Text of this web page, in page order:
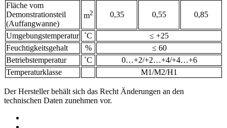
Fläche vom
Demonstrationsteil
(Auffangwanne)
m2 0,35 0,55 0,85
Umgebungstemperatur ˚С
≤ +25
Feuchtigkeitsgehalt
%
≤ 60
Betriebstemperatur
˚С
0…+2/+2…+4/+4…+6
Temperaturklasse
М1/М2/Н1
Der Hersteller behält sich das Recht Änderungen an den
technischen Daten zunehmen vor.